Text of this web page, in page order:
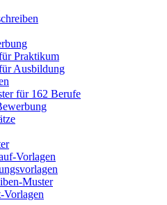
Praktikum
Ausbildung
für 162 Berufe
Vorlagen
Muster
Vorlagen